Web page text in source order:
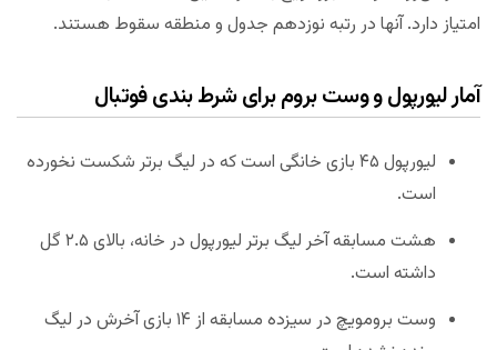
امتیاز دارد. آنها در رتبه نوزدهم جدول و منطقه سقوط هستند.
آمار لیورپول و وست بروم برای شرط بندی فوتبال
لیورپول ۴۵ بازی خانگی است که در لیگ برتر شکست نخورده
است.
هشت مسابقه آخر لیگ برتر لیورپول در خانه، بالای ۲.۵ گل
داشته است.
وست برومویچ در سیزده مسابقه از ۱۴ بازی آخرش در لیگ